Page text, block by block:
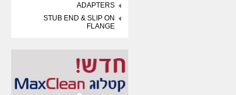
ADAPTERS
STUB END & SLIP ON
FLANGE